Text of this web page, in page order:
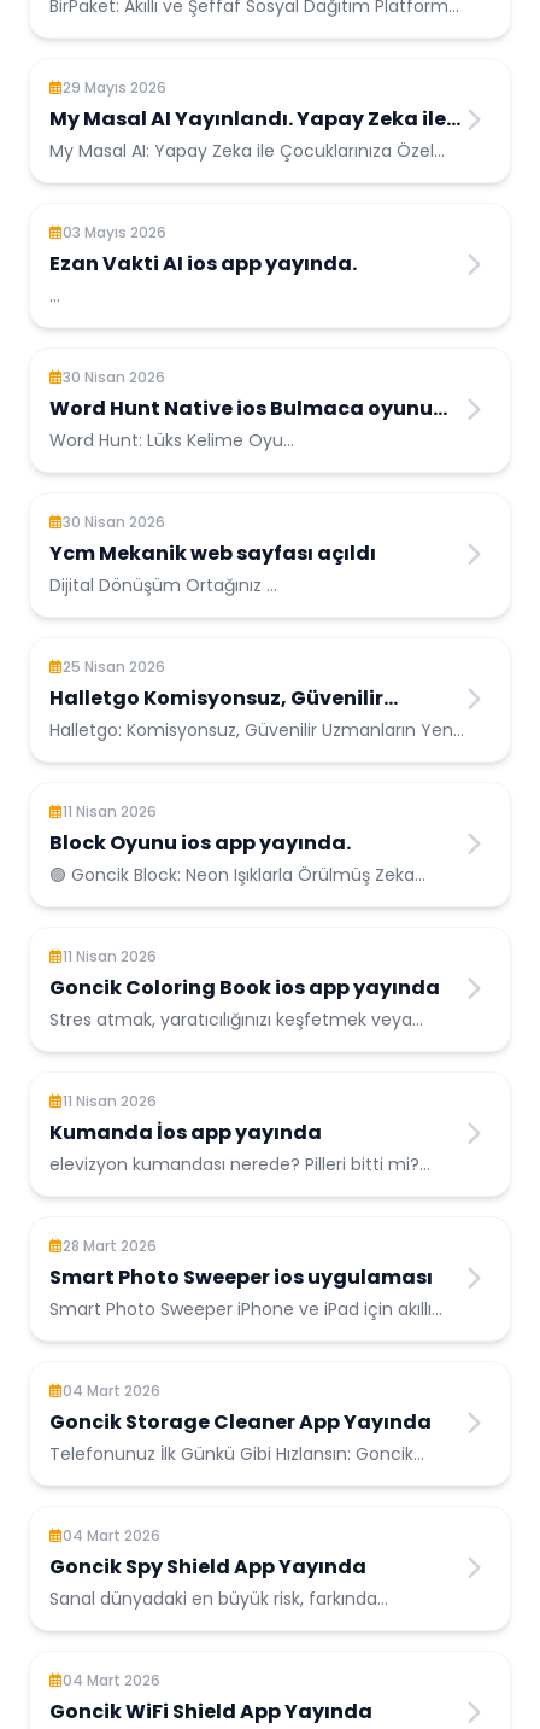
BirPaket: Akıllı ve Şeffaf Sosyal Dağıtım Platformu
29 Mayıs 2026
My Masal AI Yayınlandı. Yapay Zeka ile
Çocuklarınıza Özel Masallar
My Masal AI: Yapay Zeka ile Çocuklarınıza Özel
03 Mayıs 2026
Ezan Vakti AI ios app yayında.
...
30 Nisan 2026
Word Hunt Native ios Bulmaca oyunu
yayınlandı.
Word Hunt: Lüks Kelime Oyu...
30 Nisan 2026
Ycm Mekanik web sayfası açıldı
Dijital Dönüşüm Ortağınız ...
25 Nisan 2026
Halletgo Komisyonsuz, Güvenilir
Uzmanların Yeni Adresi
Halletgo: Komisyonsuz, Güvenilir Uzmanların Yeni
11 Nisan 2026
Block Oyunu ios app yayında.
🟢 Goncik Block: Neon Işıklarla Örülmüş Zeka
11 Nisan 2026
Goncik Coloring Book ios app yayında
Stres atmak, yaratıcılığınızı keşfetmek veya
11 Nisan 2026
Kumanda İos app yayında
elevizyon kumandası nerede? Pilleri bitti mi?
28 Mart 2026
Smart Photo Sweeper ios uygulaması
Smart Photo Sweeper iPhone ve iPad için akıllı
04 Mart 2026
Goncik Storage Cleaner App Yayında
Telefonunuz İlk Günkü Gibi Hızlansın: Goncik
04 Mart 2026
Goncik Spy Shield App Yayında
Sanal dünyadaki en büyük risk, farkında
04 Mart 2026
Goncik WiFi Shield App Yayında